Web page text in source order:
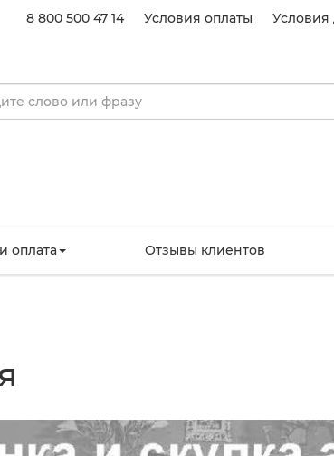
8 800 500 47 14 Условия оплаты Условия
оплата Отзывы клиентов